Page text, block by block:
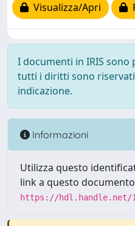
Visualizza/Apri
I documenti in IRIS
tutti i diritti sono
indicazione.
Informazioni
Utilizza questo
link a questo
https://hdl.handle.net/